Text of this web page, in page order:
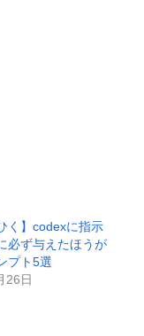
く】codexに指示
必ず与えたほうが
プト5選
26日